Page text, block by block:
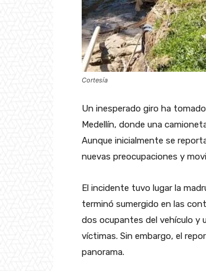
Cortesía
Un inesperado giro ha
Medellín, donde una
Aunque inicialmente se
nuevas preocupaciones y
El incidente tuvo lugar la
terminó sumergido en las
dos ocupantes del vehículo y
víctimas. Sin embargo, el
panorama.